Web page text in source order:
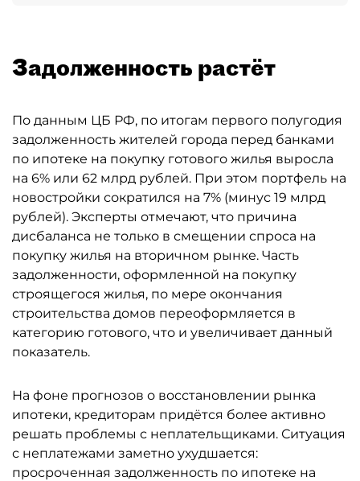
Задолженность растёт
По данным ЦБ РФ, по итогам первого полугодия
задолженность жителей города перед банками
по ипотеке на покупку готового жилья выросла
на 6% или 62 млрд рублей. При этом портфель на
новостройки сократился на 7% (минус 19 млрд
рублей). Эксперты отмечают, что причина
дисбаланса не только в смещении спроса на
покупку жилья на вторичном рынке. Часть
задолженности, оформленной на покупку
строящегося жилья, по мере окончания
строительства домов переоформляется в
категорию готового, что и увеличивает данный
показатель.
На фоне прогнозов о восстановлении рынка
ипотеки, кредиторам придётся более активно
решать проблемы с неплательщиками. Ситуация
с неплатежами заметно ухудшается:
просроченная задолженность по ипотеке на